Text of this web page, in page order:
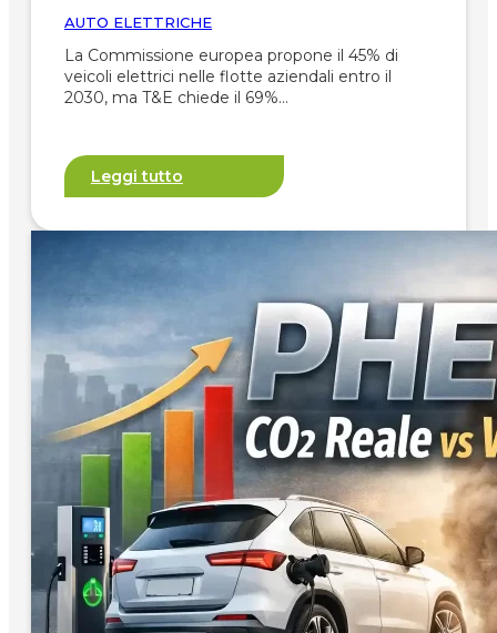
AUTO ELETTRICHE
La Commissione europea propone il 45% di
veicoli elettrici nelle flotte aziendali entro il
2030, ma T&E chiede il 69%…
Leggi tutto